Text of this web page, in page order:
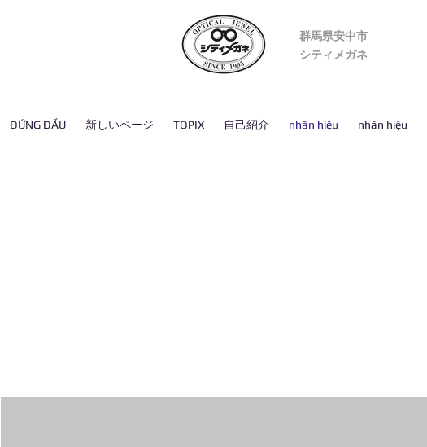
群馬県安中市
​シティメガネ
ĐỨNG ĐẦU 新しいページ TOPIX 自己紹介 nhãn hiệu nhãn hiệu